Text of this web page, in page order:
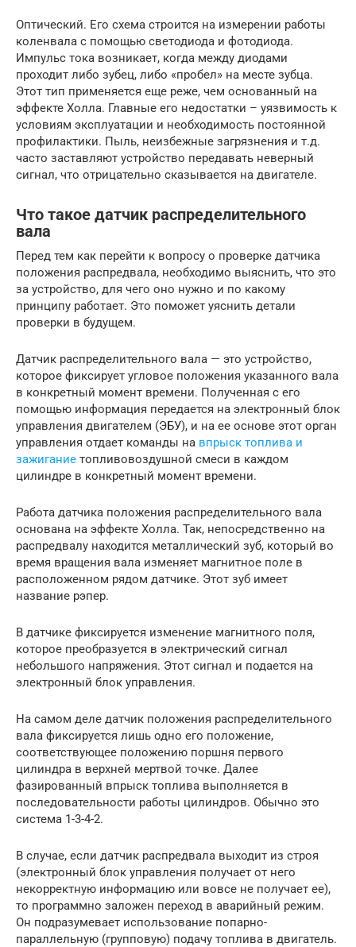
Оптический. Его схема строится на измерении работы
коленвала с помощью светодиода и фотодиода.
Импульс тока возникает, когда между диодами
проходит либо зубец, либо «пробел» на месте зубца.
Этот тип применяется еще реже, чем основанный на
эффекте Холла. Главные его недостатки – уязвимость к
условиям эксплуатации и необходимость постоянной
профилактики. Пыль, неизбежные загрязнения и т.д.
часто заставляют устройство передавать неверный
сигнал, что отрицательно сказывается на двигателе.
Что такое датчик распределительного
вала
Перед тем как перейти к вопросу о проверке датчика
положения распредвала, необходимо выяснить, что это
за устройство, для чего оно нужно и по какому
принципу работает. Это поможет уяснить детали
проверки в будущем.
Датчик распределительного вала — это устройство,
которое фиксирует угловое положения указанного вала
в конкретный момент времени. Полученная с его
помощью информация передается на электронный блок
управления двигателем (ЭБУ), и на ее основе этот орган
управления отдает команды на впрыск топлива и
зажигание топливовоздушной смеси в каждом
цилиндре в конкретный момент времени.
Работа датчика положения распределительного вала
основана на эффекте Холла. Так, непосредственно на
распредвалу находится металлический зуб, который во
время вращения вала изменяет магнитное поле в
расположенном рядом датчике. Этот зуб имеет
название рэпер.
В датчике фиксируется изменение магнитного поля,
которое преобразуется в электрический сигнал
небольшого напряжения. Этот сигнал и подается на
электронный блок управления.
На самом деле датчик положения распределительного
вала фиксируется лишь одно его положение,
соответствующее положению поршня первого
цилиндра в верхней мертвой точке. Далее
фазированный впрыск топлива выполняется в
последовательности работы цилиндров. Обычно это
система 1-3-4-2.
В случае, если датчик распредвала выходит из строя
(электронный блок управления получает от него
некорректную информацию или вовсе не получает ее),
то программно заложен переход в аварийный режим.
Он подразумевает использование попарно-
параллельную (групповую) подачу топлива в двигатель.